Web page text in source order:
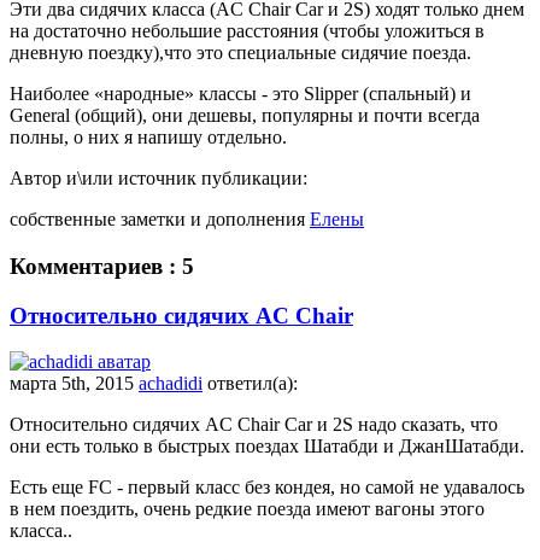
Эти два сидячих класса (AC Chair Car и 2S) ходят только днем
на достаточно небольшие расстояния (чтобы уложиться в
дневную поездку),что это специальные сидячие поезда.
Наиболее «народные» классы - это Slipper (спальный) и
General (общий), они дешевы, популярны и почти всегда
полны, о них я напишу отдельно.
Автор и\или источник публикации:
собственные заметки и дополнения Елены
Комментариев : 5
Относительно сидячих AC Chair
марта 5th, 2015 achadidi ответил(а):
Относительно сидячих AC Chair Car и 2S надо сказать, что
они есть только в быстрых поездах Шатабди и ДжанШатабди.
Есть еще FC - первый класс без кондея, но самой не удавалось
в нем поездить, очень редкие поезда имеют вагоны этого
класса..